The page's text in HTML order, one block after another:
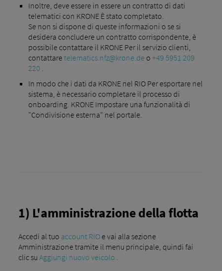
Inoltre, deve essere in essere un contratto di dati
telematici con KRONE È stato completato.
Se non si dispone di queste informazioni o se si
desidera concludere un contratto corrispondente, è
possibile contattare il KRONE Per il servizio clienti,
contattare telematics.nfz@krone.de o +49 5951 209
220 .
In modo che i dati da KRONE nel RIO Per esportare nel
sistema, è necessario completare il processo di
onboarding. KRONE Impostare una funzionalità di
"Condivisione esterna" nel portale.
1) L'amministrazione della flotta
Accedi al tuo account RIOe vai alla sezione
Amministrazione tramite il menu principale, quindi fai
clic su Aggiungi nuovo veicolo .